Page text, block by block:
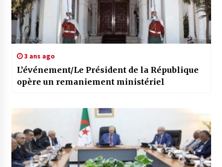
3 ans ago
L’événement/Le Président de la République
opère un remaniement ministériel